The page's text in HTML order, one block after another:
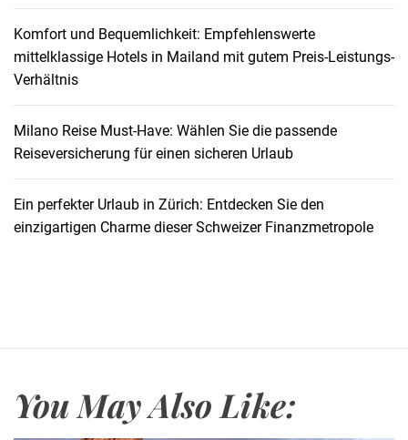
Komfort und Bequemlichkeit: Empfehlenswerte
mittelklassige Hotels in Mailand mit gutem Preis-Leistungs-
Verhältnis
Milano Reise Must-Have: Wählen Sie die passende
Reiseversicherung für einen sicheren Urlaub
Ein perfekter Urlaub in Zürich: Entdecken Sie den
einzigartigen Charme dieser Schweizer Finanzmetropole
You May Also Like: